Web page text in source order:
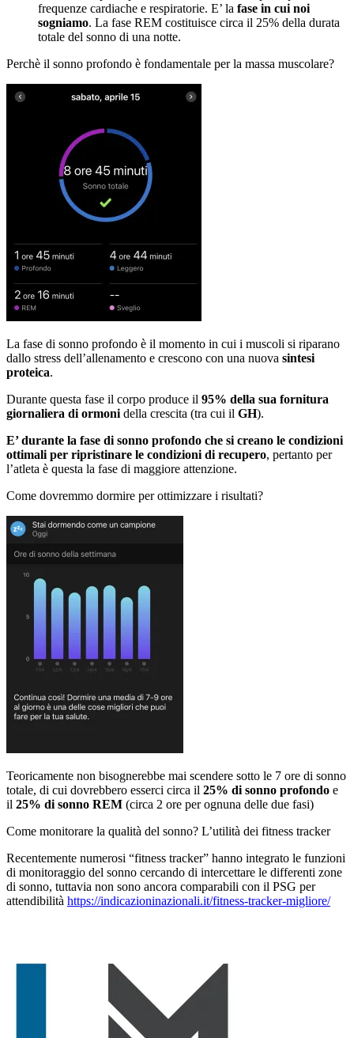
frequenze cardiache e respiratorie. E’ la fase in cui noi
sogniamo. La fase REM costituisce circa il 25% della durata
totale del sonno di una notte.
Perchè il sonno profondo è fondamentale per la massa muscolare?
La fase di sonno profondo è il momento in cui i muscoli si riparano
dallo stress dell’allenamento e crescono con una nuova sintesi
proteica.
Durante questa fase il corpo produce il 95% della sua fornitura
giornaliera di ormoni della crescita (tra cui il GH).
E’ durante la fase di sonno profondo che si creano le condizioni
ottimali per ripristinare le condizioni di recupero, pertanto per
l’atleta è questa la fase di maggiore attenzione.
Come dovremmo dormire per ottimizzare i risultati?
Teoricamente non bisognerebbe mai scendere sotto le 7 ore di sonno
totale, di cui dovrebbero esserci circa il 25% di sonno profondo e
il 25% di sonno REM (circa 2 ore per ognuna delle due fasi)
Come monitorare la qualità del sonno? L’utilità dei fitness tracker
Recentemente numerosi “fitness tracker” hanno integrato le funzioni
di monitoraggio del sonno cercando di intercettare le differenti zone
di sonno, tuttavia non sono ancora comparabili con il PSG per
attendibilità https://indicazioninazionali.it/fitness-tracker-migliore/